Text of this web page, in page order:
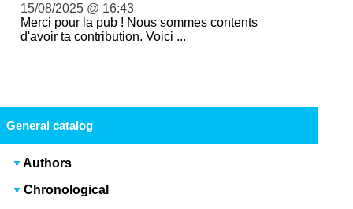
15/08/2025 @ 16:43
Merci pour la pub ! Nous sommes contents
d'avoir ta contribution. Voici ...
General catalog
Authors
Chronological